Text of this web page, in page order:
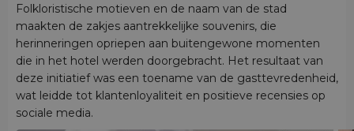
Folkloristische motieven en de naam van de stad
maakten de zakjes aantrekkelijke souvenirs, die
herinneringen opriepen aan buitengewone momenten
die in het hotel werden doorgebracht. Het resultaat van
deze initiatief was een toename van de gasttevredenheid,
wat leidde tot klantenloyaliteit en positieve recensies op
sociale media.